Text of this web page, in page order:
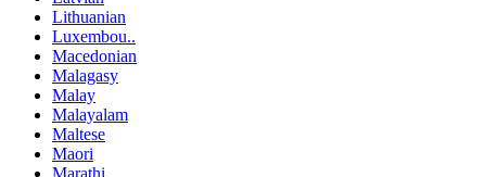
Lithuanian
Luxembou..
Macedonian
Malagasy
Malay
Malayalam
Maltese
Maori